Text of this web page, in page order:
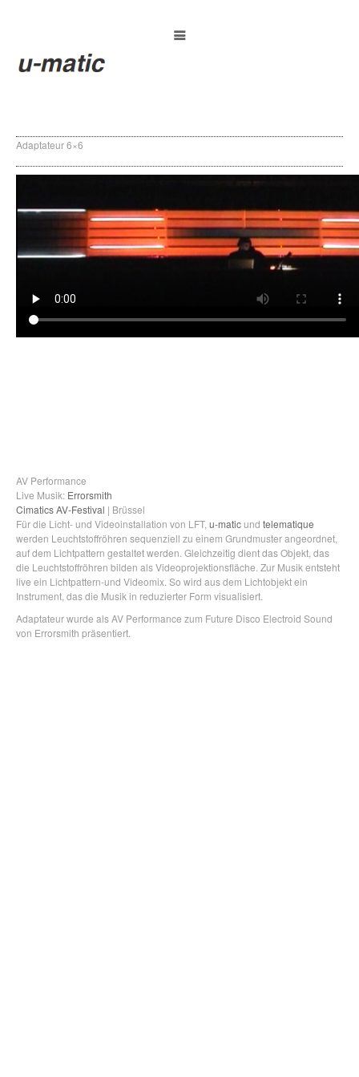
Adaptateur 6×6
AV Performance
Live Musik: Errorsmith
Cimatics AV-Festival | Brüssel
Für die Licht- und Videoinstallation von LFT, u-maticund telematique
werden Leuchtstoffröhren sequenziell zu einem Grundmuster angeordnet,
auf dem Lichtpattern gestaltet werden. Gleichzeitig dient das Objekt, das
die Leuchtstoffröhren bilden als Videoprojektionsfläche. Zur Musik entsteht
live ein Lichtpattern-und Videomix. So wird aus dem Lichtobjekt ein
Instrument, das die Musik in reduzierter Form visualisiert.
Adaptateur wurde als AV Performance zum Future Disco Electroid Sound
von Errorsmith präsentiert.